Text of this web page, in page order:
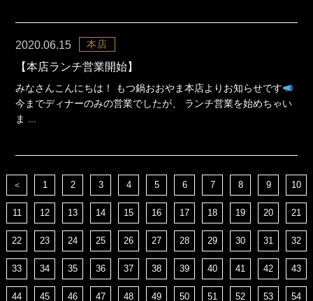
2020.06.15 本店
【本店ランチ営業開始】
みなさんこんにちは！ もつ鍋おおやま本店よりお知らせです
今までディナーのみの営業でしたが、 ランチ営業を始めちゃい
ま ...
＜ 1 2 3 4 5 6 7 8 9 10
11 12 13 14 15 16 17 18 19 20 21
22 23 24 25 26 27 28 29 30 31 32
33 34 35 36 37 38 39 40 41 42 43
44 45 46 47 48 49 50 51 52 53 54